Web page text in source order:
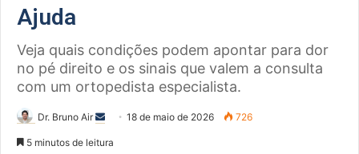
Ajuda
Veja quais condições podem apontar para dor
no pé direito e os sinais que valem a consulta
com um ortopedista especialista.
Dr. Bruno Air
Mande18 de maio de 2026 726
5 minutos de leitura